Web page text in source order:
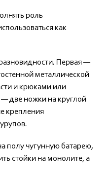
роль
как
Первая —
металлической
и крюками или
две ножки на круглой
крепления
полу чугунную батарею,
стойки на монолите, а